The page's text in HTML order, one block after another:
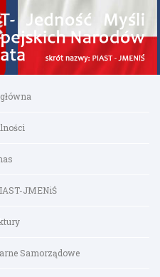
główna
JMENiŚ
Samorządowe